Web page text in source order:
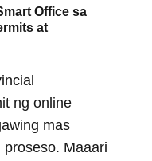
Office sa
at
ng online
mas
Maaari